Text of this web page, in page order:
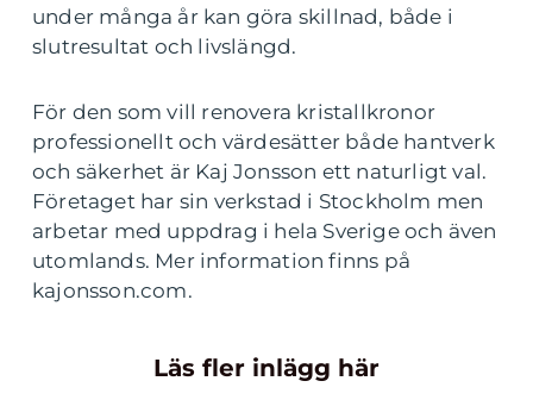
under många år kan göra skillnad, både i
slutresultat och livslängd.
För den som vill renovera kristallkronor
professionellt och värdesätter både hantverk
och säkerhet är Kaj Jonsson ett naturligt val.
Företaget har sin verkstad i Stockholm men
arbetar med uppdrag i hela Sverige och även
utomlands. Mer information finns på
kajonsson.com.
Läs fler inlägg här